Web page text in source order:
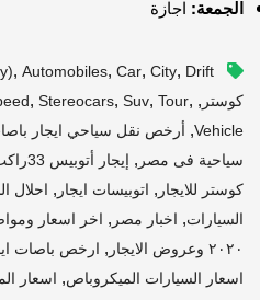
الجمعة: اجازة
, Automobiles, Car, City,
كوستر ,
, Stereocars, Suv, Tour,
Vehicle
, أرخص نقل سياحي ايجار
سياحية فى مصر , إيجار أتوبيس 33راكب
كوستر للايجار , اتوبيسات ايجار , احلال
السيارات, اخبار مصر , اخر اسعار
٢٠٢٠ وعروض الايجار
, ارخص باصات ايجار
اسعار السيارات الميكروباص, اسعار